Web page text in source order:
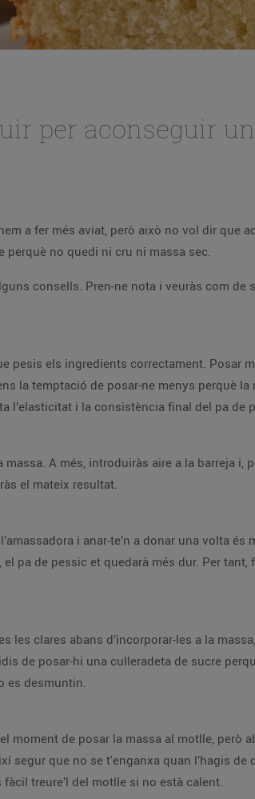
per aconseguir
a fer més aviat, però això no vol dir que
perquè no quedi ni cru ni massa sec.
consells. Pren-ne nota i veuràs com de
pesis els ingredients correctament. Posar
la temptació de posar-ne menys perquè
l’elasticitat i la consistència final del pa de
A més, introduiràs aire a la barreja
el mateix resultat.
i anar-te’n a donar una volta
pa de pessic et quedarà més dur. Per
les clares abans d’incorporar-les a la
de posar-hi una culleradeta de sucre
es desmuntin.
de posar la massa al motlle, però
que no se t'enganxa quan l’hagis de
treure’l del motlle si no està calent.